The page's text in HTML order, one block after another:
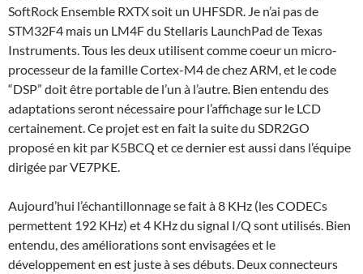
SoftRock Ensemble RXTX soit un UHFSDR. Je n’ai pas de
STM32F4 mais un LM4F du Stellaris LaunchPad de Texas
Instruments. Tous les deux utilisent comme coeur un micro-
processeur de la famille Cortex-M4 de chez ARM, et le code
“DSP” doit être portable de l’un à l’autre. Bien entendu des
adaptations seront nécessaire pour l’affichage sur le LCD
certainement. Ce projet est en fait la suite du SDR2GO
proposé en kit par K5BCQ et ce dernier est aussi dans l’équipe
dirigée par VE7PKE.
Aujourd’hui l’échantillonnage se fait à 8 KHz (les CODECs
permettent 192 KHz) et 4 KHz du signal I/Q sont utilisés. Bien
entendu, des améliorations sont envisagées et le
développement en est juste à ses débuts. Deux connecteurs